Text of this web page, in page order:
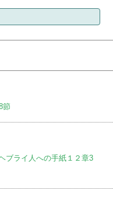
節
ブライ人への手紙１２章3